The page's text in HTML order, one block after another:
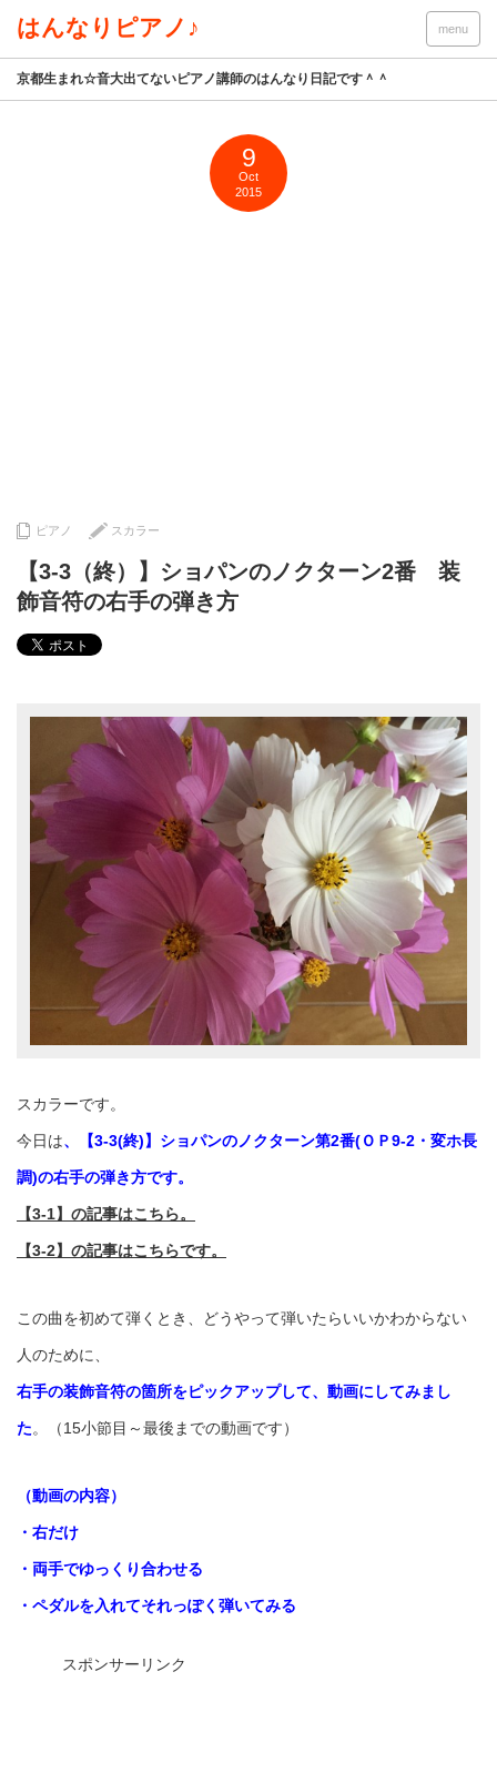
はんなりピアノ♪ menu
京都生まれ☆音大出てないピアノ講師のはんなり日記です＾＾
9
Oct
2015
ピアノ スカラー
【3-3（終）】ショパンのノクターン2番 装
飾音符の右手の弾き方
スカラーです。
今日は、【3-3(終)】 ショパンのノクターン第2番(ＯＰ9-2・変ホ長
調)の右手の弾き方です。
【3-1】の記事はこちら。
【3-2】の記事はこちらです。
この曲を初めて弾くとき、どうやって弾いたらいいかわからない
人のために、
右手の装飾音符の箇所をピックアップして、動画にしてみまし
た。（15小節目～最後までの動画です）
（動画の内容）
・右だけ
・両手でゆっくり合わせる
・ペダルを入れてそれっぽく弾いてみる
スポンサーリンク